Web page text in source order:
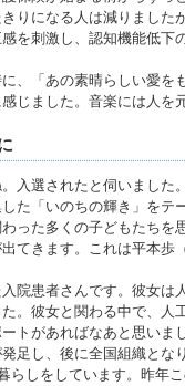
りになる人は減りました
を刺激し、認知機能低下
、「あの素晴らしい愛を
じました。音楽には人を
入選されたと伺いました
「いのちの輝き」をテ
った多くの子どもたちを
てきます。これは平本歩
院患者さんです。彼女は
。彼女と関わる中で、人
トがあればなあと思いま
足し、後に全国組織とな
しをしています。昨年